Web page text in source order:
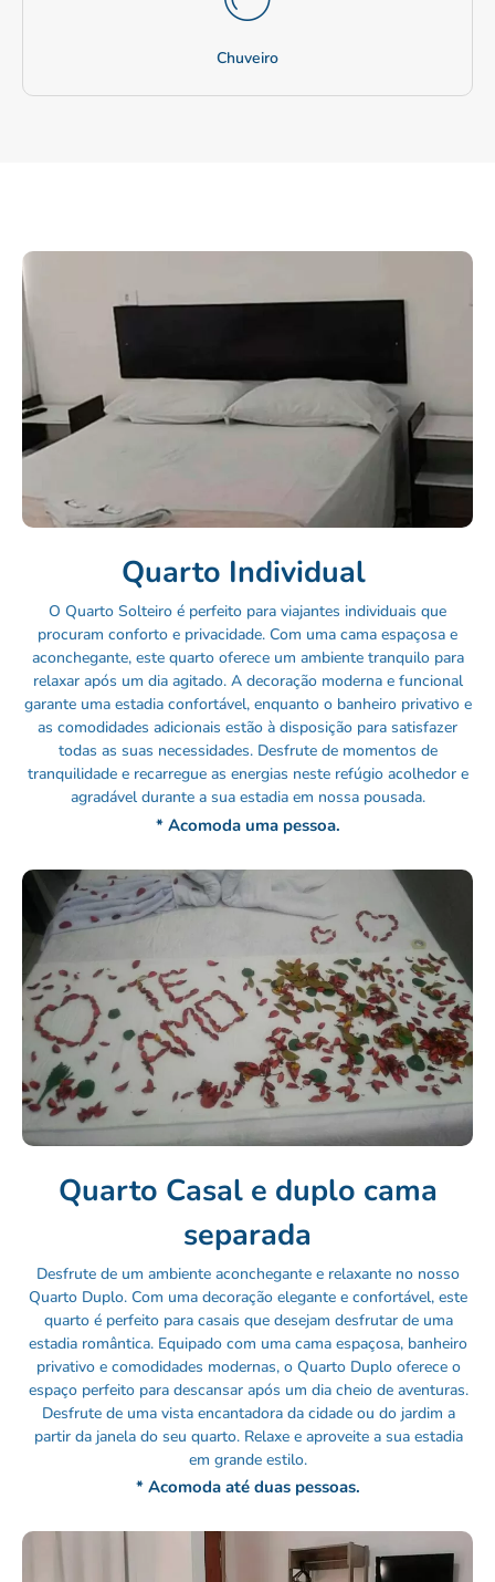
Chuveiro
Quarto Individual
O Quarto Solteiro é perfeito para viajantes individuais que
procuram conforto e privacidade. Com uma cama espaçosa e
aconchegante, este quarto oferece um ambiente tranquilo para
relaxar após um dia agitado. A decoração moderna e funcional
garante uma estadia confortável, enquanto o banheiro privativo e
as comodidades adicionais estão à disposição para satisfazer
todas as suas necessidades. Desfrute de momentos de
tranquilidade e recarregue as energias neste refúgio acolhedor e
agradável durante a sua estadia em nossa pousada.
* Acomoda uma pessoa.
Quarto Casal e duplo cama
separada
Desfrute de um ambiente aconchegante e relaxante no nosso
Quarto Duplo. Com uma decoração elegante e confortável, este
quarto é perfeito para casais que desejam desfrutar de uma
estadia romântica. Equipado com uma cama espaçosa, banheiro
privativo e comodidades modernas, o Quarto Duplo oferece o
espaço perfeito para descansar após um dia cheio de aventuras.
Desfrute de uma vista encantadora da cidade ou do jardim a
partir da janela do seu quarto. Relaxe e aproveite a sua estadia
em grande estilo.
* Acomoda até duas pessoas.